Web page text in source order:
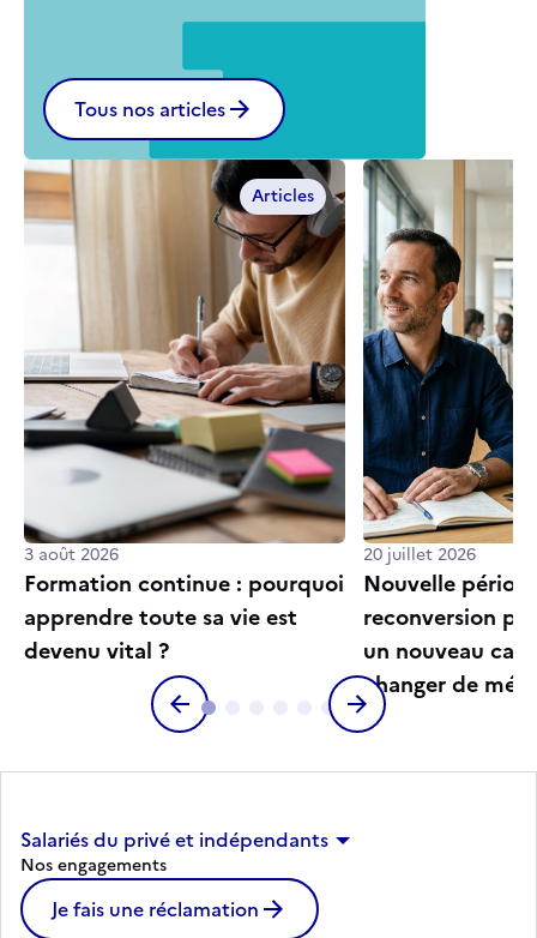
Tous nos articles
Articles
3 août 2026
Formation continue : pourquoi
apprendre toute sa vie est
devenu vital ?
20 juillet 2026
Nouvelle
reconversion
un nouveau
changer de
Salariés du privé et indépendants
Nos engagements
Je fais une réclamation